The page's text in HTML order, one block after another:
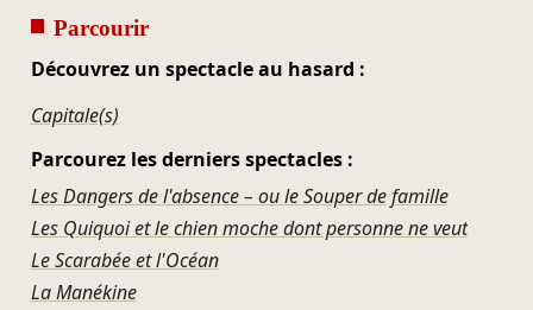
Parcourir
Découvrez un spectacle au hasard :
Capitale(s)
Parcourez les derniers spectacles :
Les Dangers de l'absence – ou le Souper de famille
Les Quiquoi et le chien moche dont personne ne veut
Le Scarabée et l'Océan
La Manékine